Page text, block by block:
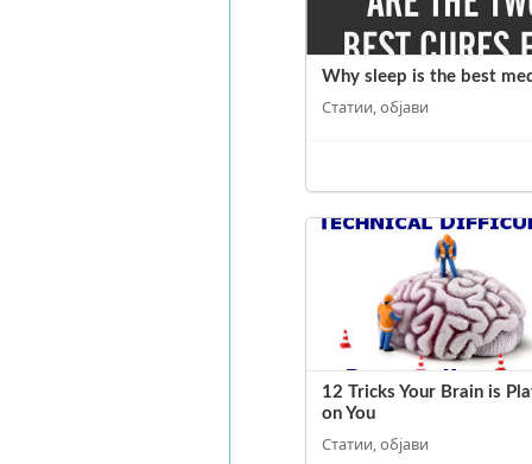
Why sleep is the best
Статии, објави
12 Tricks Your Brain is
on You
Статии, објави